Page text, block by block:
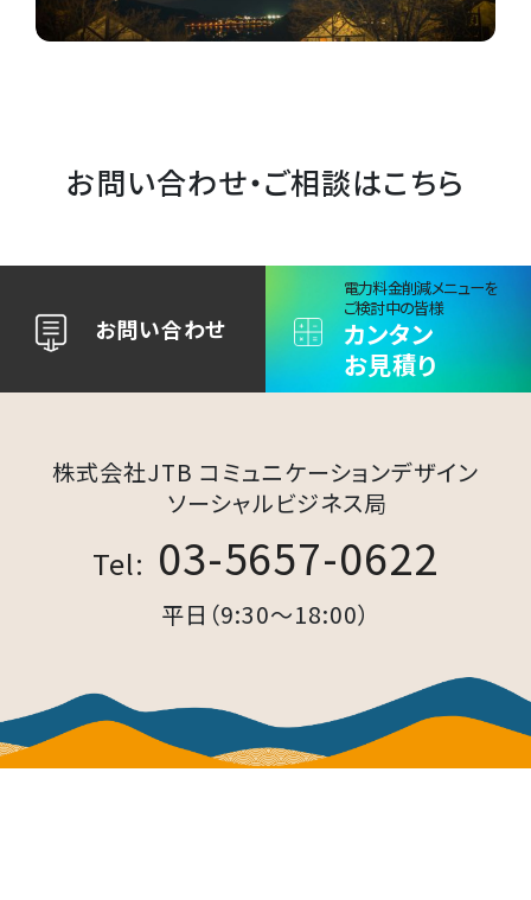
お問い合わせ・ご相談はこちら
お問い合わせ
電力料金削減メニュー​を
ご検討中の皆様
カンタン
お見積り
株式会社JTB コミュニケーションデザイン​
ソーシャルビジネス局​
Tel: 03-5657-0622
平日（9:30～18:00）